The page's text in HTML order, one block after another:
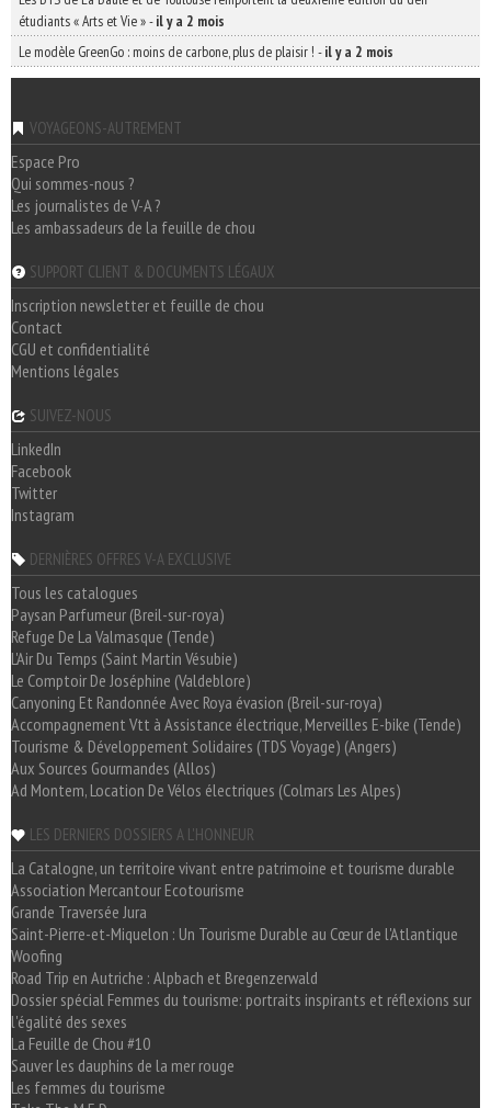
étudiants « Arts et Vie »-il y a 2 mois
Le modèle GreenGo : moins de carbone, plus de plaisir ! -il y a 2 mois
VOYAGEONS-AUTREMENT
Espace Pro
Qui sommes-nous ?
Les journalistes de V-A ?
Les ambassadeurs de la feuille de chou
SUPPORT CLIENT & DOCUMENTS LÉGAUX
Inscription newsletter et feuille de chou
Contact
CGU et confidentialité
Mentions légales
SUIVEZ-NOUS
LinkedIn
Facebook
Twitter
Instagram
DERNIÈRES OFFRES V-A EXCLUSIVE
Tous les catalogues
Paysan Parfumeur (Breil-sur-roya)
Refuge De La Valmasque (Tende)
L'Air Du Temps (Saint Martin Vésubie)
Le Comptoir De Joséphine (Valdeblore)
Canyoning Et Randonnée Avec Roya évasion (Breil-sur-roya)
Accompagnement Vtt à Assistance électrique, Merveilles E-bike (Tende)
Tourisme & Développement Solidaires (TDS Voyage) (Angers)
Aux Sources Gourmandes (Allos)
Ad Montem, Location De Vélos électriques (Colmars Les Alpes)
LES DERNIERS DOSSIERS A L'HONNEUR
La Catalogne, un territoire vivant entre patrimoine et tourisme durable
Association Mercantour Ecotourisme
Grande Traversée Jura
Saint-Pierre-et-Miquelon : Un Tourisme Durable au Cœur de l'Atlantique
Woofing
Road Trip en Autriche : Alpbach et Bregenzerwald
Dossier spécial Femmes du tourisme: portraits inspirants et réflexions sur
l'égalité des sexes
La Feuille de Chou #10
Sauver les dauphins de la mer rouge
Les femmes du tourisme